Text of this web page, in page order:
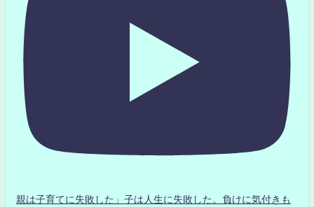
親は子育てに失敗した」子は人生に失敗した。負けに気付きも